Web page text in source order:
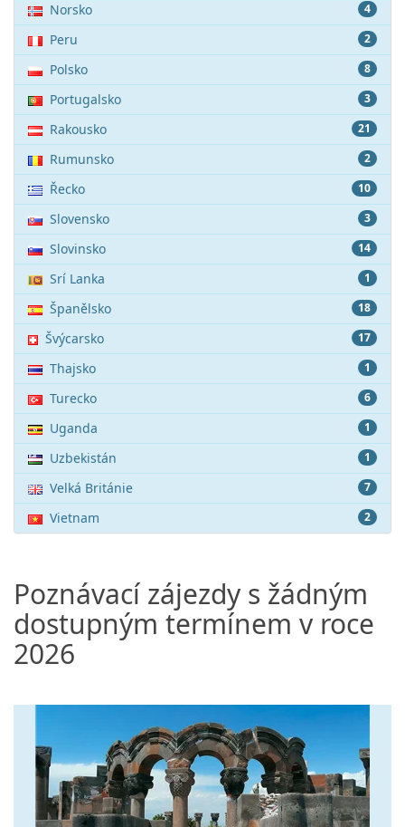
4
Norsko
2
Peru
8
Polsko
3
Portugalsko
21
Rakousko
2
Rumunsko
10
Řecko
3
Slovensko
14
Slovinsko
1
Srí Lanka
18
Španělsko
17
Švýcarsko
1
Thajsko
6
Turecko
1
Uganda
1
Uzbekistán
7
Velká Británie
2
Vietnam
Poznávací zájezdy s žádným
dostupným termínem v roce
2026